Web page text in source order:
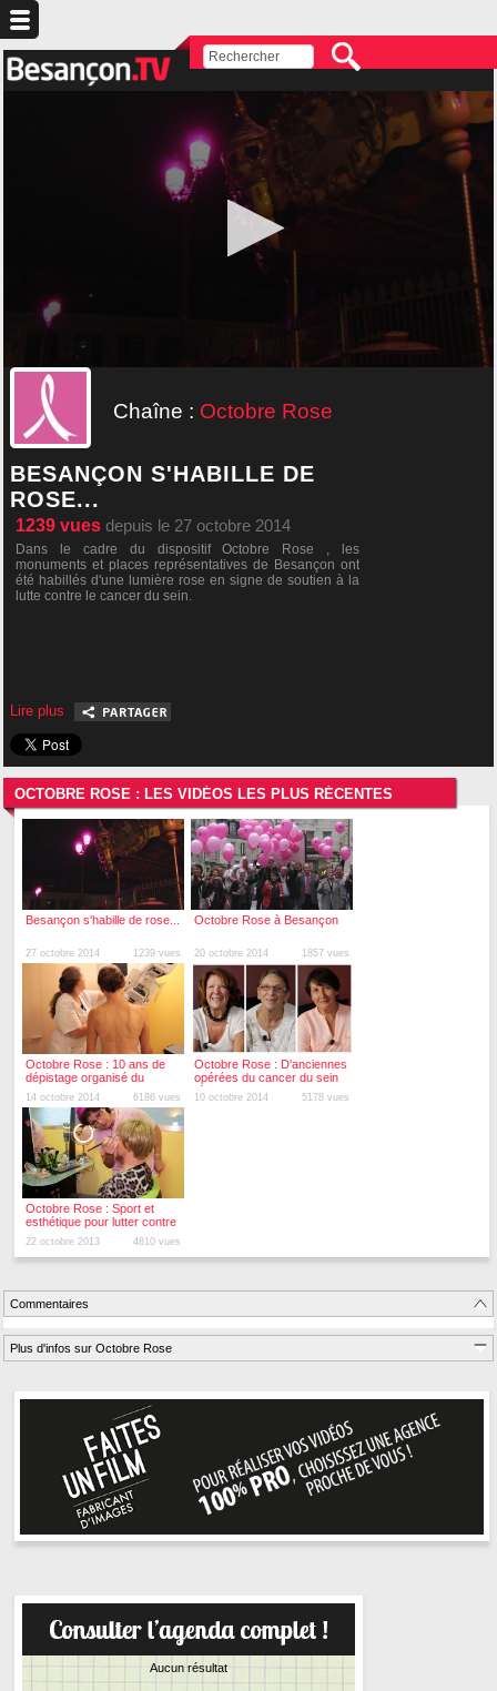
Chaîne : Octobre Rose
BESANÇON S'HABILLE DE
ROSE...
1239 vues depuis le 27 octobre 2014
Dans le cadre du dispositif Octobre Rose , les
monuments et places représentatives de Besançon ont
été habillés d'une lumière rose en signe de soutien à la
lutte contre le cancer du sein.
Lire plus
OCTOBRE ROSE : LES VIDÉOS LES PLUS RÉCENTES
Besançon s'habille de rose...
27 octobre 2014 1239 vues
Octobre Rose à Besançon
20 octobre 2014 1857 vues
Octobre Rose : 10 ans de
dépistage organisé du
cancer du sein, quel bilan ?
14 octobre 2014 6186 vues
Octobre Rose : D'anciennes
opérées du cancer du sein
témoignent
10 octobre 2014 5178 vues
Octobre Rose : Sport et
esthétique pour lutter contre
le cancer du sein
22 octobre 2013 4810 vues
Commentaires
Plus d'infos sur Octobre Rose
Aucun résultat